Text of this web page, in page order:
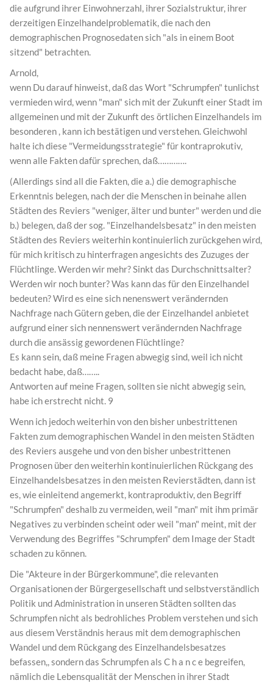
die aufgrund ihrer Einwohnerzahl, ihrer Sozialstruktur, ihrer
derzeitigen Einzelhandelproblematik, die nach den
demographischen Prognosedaten sich "als in einem Boot
sitzend" betrachten.
Arnold,
wenn Du darauf hinweist, daß das Wort "Schrumpfen" tunlichst
vermieden wird, wenn "man" sich mit der Zukunft einer Stadt im
allgemeinen und mit der Zukunft des örtlichen Einzelhandels im
besonderen , kann ich bestätigen und verstehen. Gleichwohl
halte ich diese "Vermeidungsstrategie" für kontraprokutiv,
wenn alle Fakten dafür sprechen, daß………….
(Allerdings sind all die Fakten, die a.) die demographische
Erkenntnis belegen, nach der die Menschen in beinahe allen
Städten des Reviers "weniger, älter und bunter" werden und die
b.) belegen, daß der sog. "Einzelhandelsbesatz" in den meisten
Städten des Reviers weiterhin kontinuierlich zurückgehen wird,
für mich kritisch zu hinterfragen angesichts des Zuzuges der
Flüchtlinge. Werden wir mehr? Sinkt das Durchschnittsalter?
Werden wir noch bunter? Was kann das für den Einzelhandel
bedeuten? Wird es eine sich nenenswert verändernden
Nachfrage nach Gütern geben, die der Einzelhandel anbietet
aufgrund einer sich nennenswert verändernden Nachfrage
durch die ansässig gewordenen Flüchtlinge?
Es kann sein, daß meine Fragen abwegig sind, weil ich nicht
bedacht habe, daß……..
Antworten auf meine Fragen, sollten sie nicht abwegig sein,
habe ich erstrecht nicht. 9
Wenn ich jedoch weiterhin von den bisher unbestrittenen
Fakten zum demographischen Wandel in den meisten Städten
des Reviers ausgehe und von den bisher unbestrittenen
Prognosen über den weiterhin kontinuierlichen Rückgang des
Einzelhandelsbesatzes in den meisten Revierstädten, dann ist
es, wie einleitend angemerkt, kontraproduktiv, den Begriff
"Schrumpfen" deshalb zu vermeiden, weil "man" mit ihm primär
Negatives zu verbinden scheint oder weil "man" meint, mit der
Verwendung des Begriffes "Schrumpfen" dem Image der Stadt
schaden zu können.
Die "Akteure in der Bürgerkommune", die relevanten
Organisationen der Bürgergesellschaft und selbstverständlich
Politik und Administration in unseren Städten sollten das
Schrumpfen nicht als bedrohliches Problem verstehen und sich
aus diesem Verständnis heraus mit dem demographischen
Wandel und dem Rückgang des Einzelhandelsbesatzes
befassen,, sondern das Schrumpfen als C h a n c e begreifen,
nämlich die Lebensqualität der Menschen in ihrer Stadt